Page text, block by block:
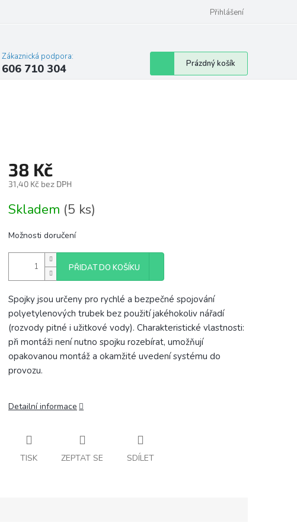
Přihlášení
Zákaznická podpora:
606 710 304
Nákupní
košík
Prázdný košík
38 Kč
31,40 Kč bez DPH
cena:
Skladem (5 ks)
Možnosti doručení
PŘIDAT DO KOŠÍKU
Spojky jsou určeny pro rychlé a bezpečné spojování
polyetylenových trubek bez použití jakéhokoliv nářadí
(rozvody pitné i užitkové vody). Charakteristické vlastnosti:
při montáži není nutno spojku rozebírat, umožňují
opakovanou montáž a okamžité uvedení systému do
provozu.
Detailní informace
TISK ZEPTAT SE SDÍLET